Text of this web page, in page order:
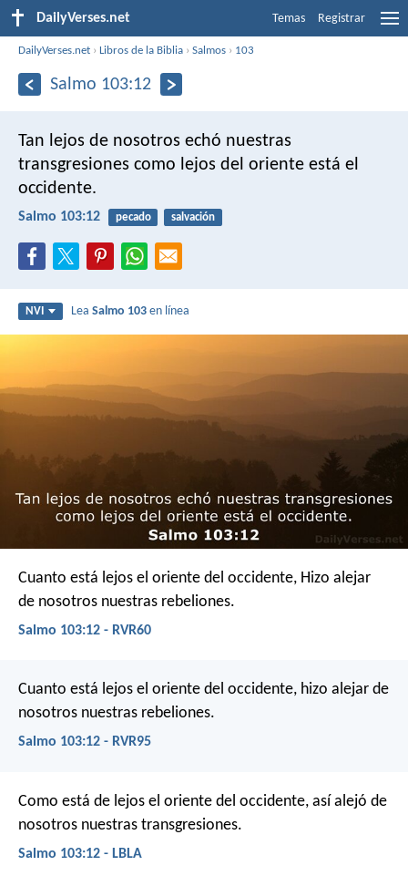
DailyVerses.net Temas Registrar
DailyVerses.net ›Libros de la Biblia ›Salmos › 103
Salmo 103:12
Tan lejos de nosotros echó nuestras
transgresiones como lejos del oriente está el
occidente.
Salmo 103:12 pecado salvación
NVI LeaSalmo 103 en línea
Cuanto está lejos el oriente del occidente, Hizo alejar
de nosotros nuestras rebeliones.
Salmo 103:12 - RVR60
Cuanto está lejos el oriente del occidente, hizo alejar de
nosotros nuestras rebeliones.
Salmo 103:12 - RVR95
Como está de lejos el oriente del occidente, así alejó de
nosotros nuestras transgresiones.
Salmo 103:12 - LBLA